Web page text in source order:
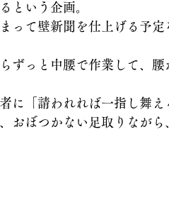
という企画。
って壁新聞を仕上げる予
ずっと中腰で作業して、
に「請われれば一指し舞
おぼつかない足取りなが